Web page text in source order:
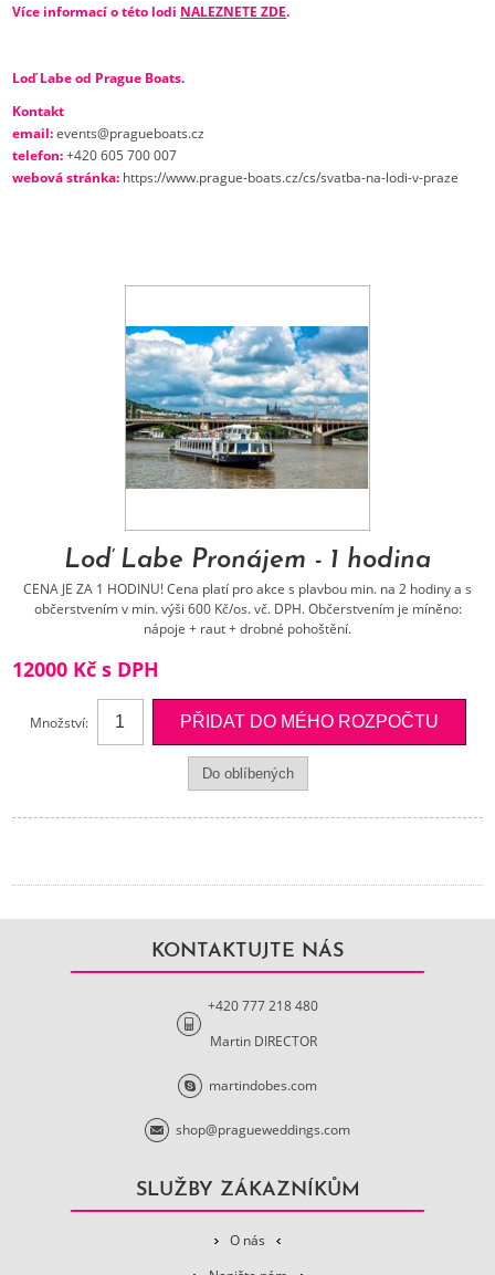
Více informací o této lodi NALEZNETE ZDE.
Loď Labe od Prague Boats.
Kontakt
email:events@pragueboats.cz
telefon:+420 605 700 007
webová stránka: https://www.prague-boats.cz/cs/svatba-na-lodi-v-praze
Loď Labe Pronájem - 1 hodina
CENA JE ZA 1 HODINU! Cena platí pro akce s plavbou min. na 2 hodiny a s
občerstvením v min. výši 600 Kč/os. vč. DPH. Občerstvením je míněno:
nápoje + raut + drobné pohoštění.
12000 Kč s DPH
Množství:
KONTAKTUJTE NÁS
+420 777 218 480
Martin DIRECTOR
martindobes.com
shop@pragueweddings.com
SLUŽBY ZÁKAZNÍKŮM
O nás